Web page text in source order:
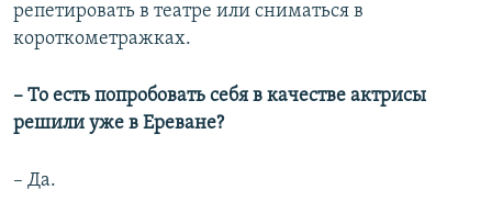
репетировать в театре или сниматься в
короткометражках.
– То есть попробовать себя в качестве актрисы
решили уже в Ереване?
– Да.